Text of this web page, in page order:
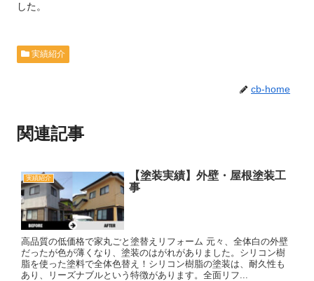
した。
実績紹介
cb-home
関連記事
実績紹介
【塗装実績】外壁・屋根塗装工
事
高品質の低価格で家丸ごと塗替えリフォーム 元々、全体白の外壁
だったが色が薄くなり、塗装のはがれがありました。シリコン樹
脂を使った塗料で全体色替え！シリコン樹脂の塗装は、耐久性も
あり、リーズナブルという特徴があります。全面リフ...